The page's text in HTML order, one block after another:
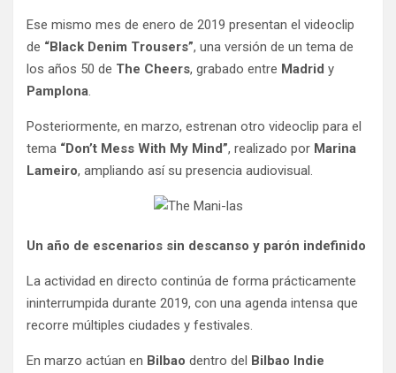
Ese mismo mes de enero de 2019 presentan el videoclip
de “Black Denim Trousers”, una versión de un tema de
los años 50 de The Cheers, grabado entre Madrid y
Pamplona.
Posteriormente, en marzo, estrenan otro videoclip para el
tema “Don’t Mess With My Mind”, realizado por Marina
Lameiro, ampliando así su presencia audiovisual.
Un año de escenarios sin descanso y parón indefinido
La actividad en directo continúa de forma prácticamente
ininterrumpida durante 2019, con una agenda intensa que
recorre múltiples ciudades y festivales.
En marzo actúan en Bilbao dentro del Bilbao Indie